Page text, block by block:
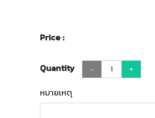
Price :
Quantity - +
หมายเหตุ